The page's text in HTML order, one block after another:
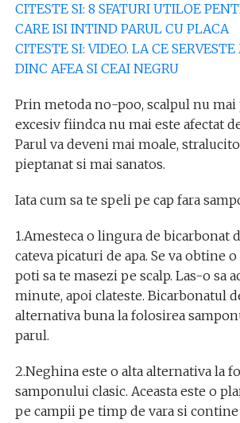
CITESTE SI: 8 SFATURI UTILOE
CARE ISI INTIND PARUL CU PLACA
CITESTE SI: VIDEO. LA CE
DINC AFEA SI CEAI NEGRU
Prin metoda no-poo, scalpul nu mai
excesiv fiindca nu mai este afectat
Parul va deveni mai moale,
pieptanat si mai sanatos.
Iata cum sa te speli pe cap fara
1.Amesteca o lingura de bicarbonat
cateva picaturi de apa. Se va obtine o
poti sa te masezi pe scalp. Las-o sa
minute, apoi clateste. Bicarbonatul
alternativa buna la folosirea
parul.
2.Neghina este o alta alternativa la
samponului clasic. Aceasta este o
pe campii pe timp de vara si